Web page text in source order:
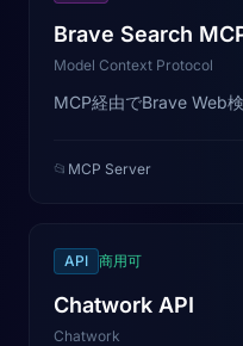
Brave Search
Model Context Protocol
MCP経由でBrave Web
📂 MCP Server
API 商用可
Chatwork API
Chatwork